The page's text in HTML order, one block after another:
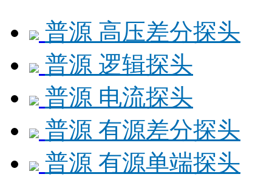
普源 高压差分探头
普源 逻辑探头
普源 电流探头
普源 有源差分探头
普源 有源单端探头